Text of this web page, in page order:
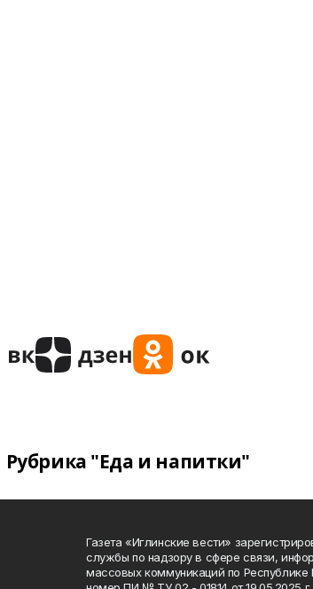
Рубрика "Еда и напитки"
Газета «Иглинские вести»
службы по надзору в сфере связи,
массовых коммуникаций по Республике